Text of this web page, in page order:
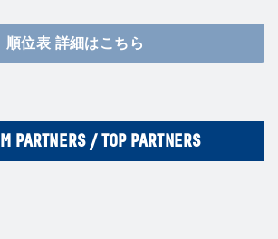
順位表 詳細はこちら
PARTNERS / TOP PARTNERS